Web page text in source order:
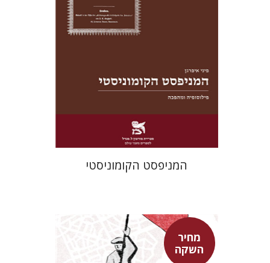
מחיר השקה
המניפסט הקומוניסטי
מחיר
השקה
בני מר